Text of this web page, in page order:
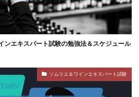
ンエキスパート試験の勉強法＆スケジュール
ソムリエ＆ワインエキスパート試験